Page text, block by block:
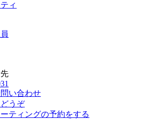
ィ
い合わせ
うぞ
ティングの予約をする